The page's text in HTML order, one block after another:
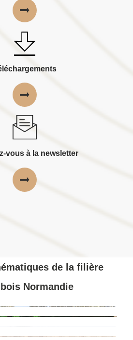
vous à la newsletter
de la filière
Normandie